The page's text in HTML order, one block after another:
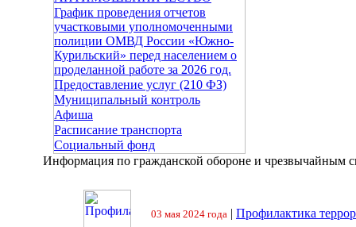
График проведения отчетов
участковыми уполномоченными
полиции ОМВД России «Южно-
Курильский» перед населением о
проделанной работе за 2026 год.
Предоставление услуг (210 ФЗ)
Муниципальный контроль
Афиша
Расписание транспорта
Социальный фонд
Информация по гражданской обороне и чрезвычайным
03 мая 2024 года | Профилактика